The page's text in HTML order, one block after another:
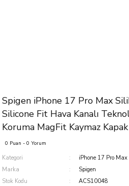
Spigen iPhone 17 Pro Max
Silicone Fit Hava Kanalı
Koruma MagFit Kaymaz
0 Puan - 0 Yorum
Kategori iPhone 17 Pro Max
Marka
Spigen
Stok Kodu
ACS10048